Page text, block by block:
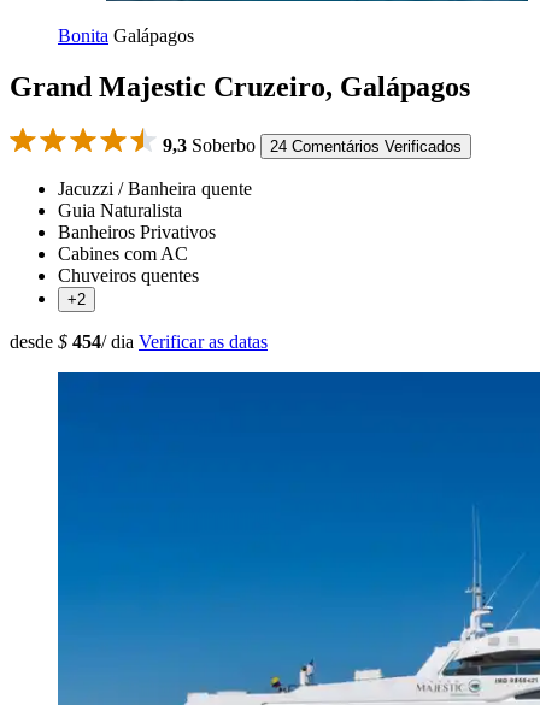
Bonita Galápagos
Grand Majestic Cruzeiro, Galápagos
9,3 Soberbo 24 Comentários Verificados
Jacuzzi / Banheira quente
Guia Naturalista
Banheiros Privativos
Cabines com AC
Chuveiros quentes
+2
desde $ 454/ dia Verificar as datas